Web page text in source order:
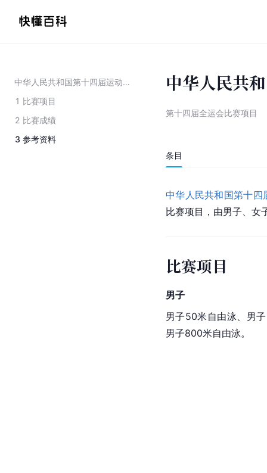
中华人民共和国第十四届运动会游泳比赛
1 比赛项目
2 比赛成绩
3 参考资料
中华人民共
第十四届全运会比赛项目
条目
中华人民共和国第十四
比赛项目，由男子、女
比赛项目
男子
男子50米自由泳、男
男子800米自由泳。